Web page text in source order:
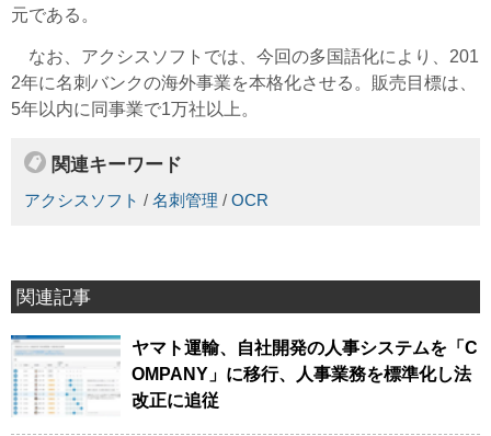
元である。
なお、アクシスソフトでは、今回の多国語化により、201
2年に名刺バンクの海外事業を本格化させる。販売目標は、
5年以内に同事業で1万社以上。
関連キーワード
アクシスソフト / 名刺管理 / OCR
関連記事
ヤマト運輸、自社開発の人事システムを「C
OMPANY」に移行、人事業務を標準化し法
改正に追従